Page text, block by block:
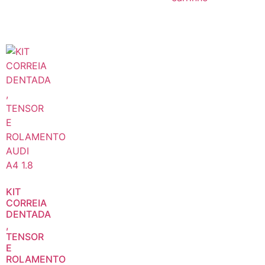
KIT
CORREIA
DENTADA
,
TENSOR
E
ROLAMENTO